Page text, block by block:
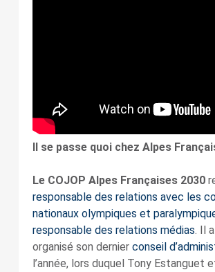
Il se passe quoi chez Alpes
Le COJOP Alpes Françaises 2030
responsable des relations avec les
nationaux olympiques et
responsable des relations médias. Il
organisé son dernier conseil
l’année, lors duquel Tony Estanguet